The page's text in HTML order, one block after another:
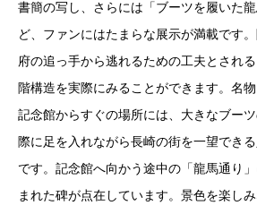
書簡の写し、さらには「ブーツを履いた
ど、ファンにはたまらな展示が満載です
府の追っ手から逃れるための工夫とされ
階構造を実際にみることができます。名
記念館からすぐの場所には、大きなブー
際に足を入れながら長崎の街を一望でき
です。記念館へ向かう途中の「龍馬通り
まれた碑が点在しています。景色を楽し